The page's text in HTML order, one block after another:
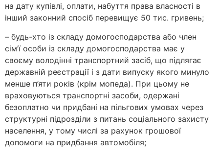
на дату купівлі, оплати, набуття права власності в
інший законний спосіб перевищує 50 тис. гривень;
– будь-хто із складу домогосподарства або член
сім’ї особи із складу домогосподарства має у
своєму володінні транспортний засіб, що підлягає
державній реєстрації і з дати випуску якого минуло
менше п’яти років (крім мопеда). При цьому не
враховуються транспортні засоби, одержані
безоплатно чи придбані на пільгових умовах через
структурні підрозділи з питань соціального захисту
населення, у тому числі за рахунок грошової
допомоги на придбання автомобіля;